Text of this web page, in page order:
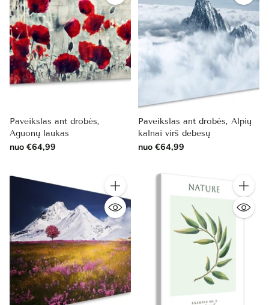
Paveikslas ant drobės,
Aguonų laukas
nuo €64,99
Paveikslas ant drobės, Alpių
kalnai virš debesų
nuo €64,99
Kiekis Kiekis